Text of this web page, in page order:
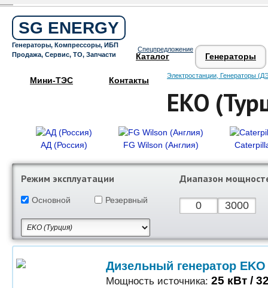
SG ENERGY
Генераторы, Компрессоры, ИБП
Продажа, Сервис, ТО, Запчасти
Спецпредложение
Каталог Генераторы
Мини-ТЭС Контакты Электростанции, Генераторы
EKO
АД (Россия) FG Wilson (Англия)
Режим эксплуатации
Основной Резервный
Диапазон
Дизельный генератор EKO
Мощность источника: 25 кВт /